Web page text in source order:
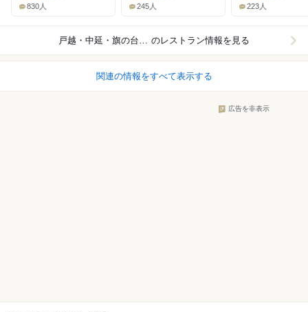
830人 245人 223人
戸越・中延・旗の台周辺 のレストラン情報を見る
関連の情報をすべて表示する
広告を非表示